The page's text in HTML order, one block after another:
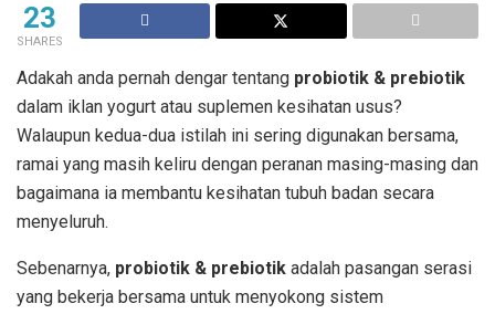
23
SHARES
Adakah anda pernah dengar tentang probiotik & prebiotik
dalam iklan yogurt atau suplemen kesihatan usus?
Walaupun kedua-dua istilah ini sering digunakan bersama,
ramai yang masih keliru dengan peranan masing-masing dan
bagaimana ia membantu kesihatan tubuh badan secara
menyeluruh.
Sebenarnya, probiotik & prebiotik adalah pasangan serasi
yang bekerja bersama untuk menyokong sistem